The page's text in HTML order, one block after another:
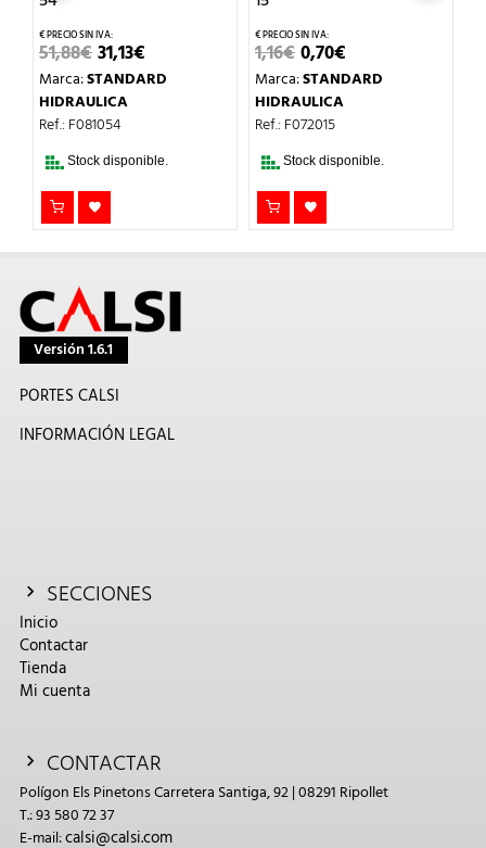
PRECIO
ACTUAL
31,13€.
1,16 PRECIO
ORIGINAL
PRECIO
ACTUAL
0,70€.
Marca:
HIDRAULICA
Ref.: F072015
Stock disponible.
1,67 PRECIO
ORIGINAL
Marca:
HIDRAULICA
Ref.: F072018
Stock disponible.
Versión 1.6.1
PORTES CALSI
INFORMACIÓN LEGAL
SECCIONES
Inicio
Contactar
Tienda
Mi cuenta
CONTACTAR
Polígon Els Pinetons Carretera Santiga, 92 | 08291 Ripollet
T.: 93 580 72 37
E-mail:calsi@calsi.com